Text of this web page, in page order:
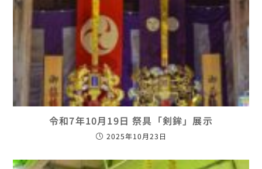
令和7年10月19日 祭具「剣鉾」展示
2025年10月23日